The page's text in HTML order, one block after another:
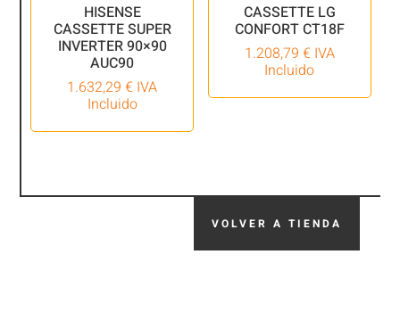
HISENSE
CASSETTE SUPER
INVERTER 90×90
AUC90
1.632,29€ IVA
Incluido
CASSETTE LG
CONFORT CT18F
1.208,79 € IVA
Incluido
VOLVER A TIENDA